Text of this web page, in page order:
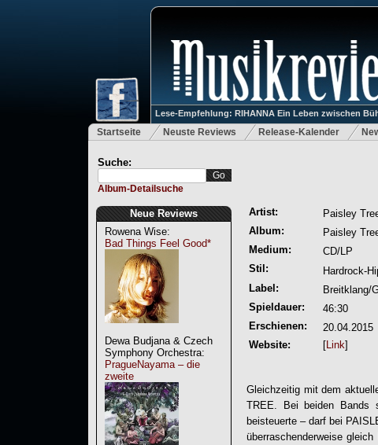
Lese-Empfehlung: RIHANNA Ein Leben zwischen
Startseite Neuste Reviews Release-Kalender
Suche:
Album-Detailsuche
Neue Reviews
Rowena Wise:
Bad Things Feel Good*
Dewa Budjana & Czech
Symphony Orchestra:
PragueNayama – die
zweite
Artist:
Paisley
Album:
Paisley
Medium:
CD/LP
Stil:
Hardrock-
Label:
Breitklang/
Spieldauer:
46:30
Erschienen:
20.04.2015
Website:
[Link]
Gleichzeitig mit dem
TREE. Bei beiden Bands
beisteuerte – darf bei
überraschenderweise